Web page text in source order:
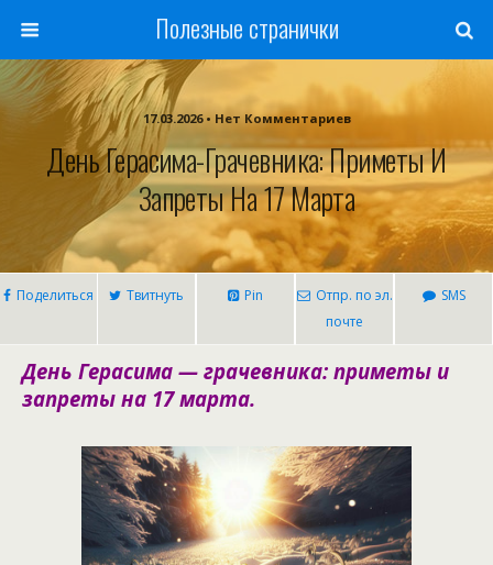
Полезные странички
17.03.2026 • Нет Комментариев
День Герасима-Грачевника: Приметы И
Запреты На 17 Марта
Поделиться Твитнуть Pin
Отпр. по эл.
почте
SMS
День Герасима — грачевника: приметы и
запреты на 17 марта.